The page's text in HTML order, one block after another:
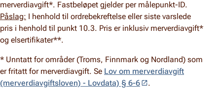
merverdiavgift*. Fastbeløpet gjelder per målepunkt-ID.
Påslag: I henhold til ordrebekreftelse eller siste varslede
pris i henhold til punkt 10.3. Pris er inklusiv merverdiavgift*
og elsertifikater**.
* Unntatt for områder (Troms, Finnmark og Nordland) som
er fritatt for merverdiavgift. Se Lov om merverdiavgift
(merverdiavgiftsloven) - Lovdata) § 6-6
.